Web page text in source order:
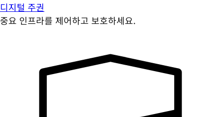
디지털 주권
중요 인프라를 제어하고 보호하세요.